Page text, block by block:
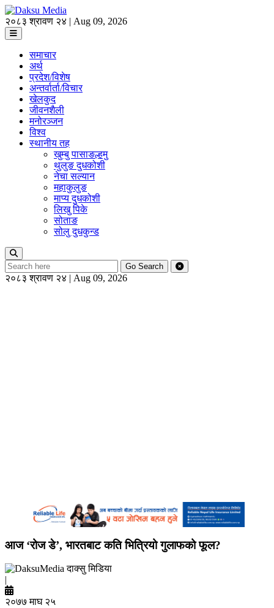
२०८३ श्रावण २४ | Aug 09, 2026
समाचार
अर्थ
प्रदेश/विशेष
अन्तर्वार्ता/विचार
खेलकुद
जीवनशैली
मनोरञ्जन
विश्व
स्थानीय तह
खुम्बु पासाङल्हमु
थुलुङ दुधकोशी
नेचा सल्यान
महाकुलुङ
माप्य दुधकोशी
लिखु पिके
सोताङ
सोलु दुधकुन्ड
Go Search
२०८३ श्रावण २४ | Aug 09, 2026
आज ‘रोज डे’, भारतबाट कति भित्रियो गुलाफको फूल?
दाक्सु मिडिया
|
२०७७ माघ २५